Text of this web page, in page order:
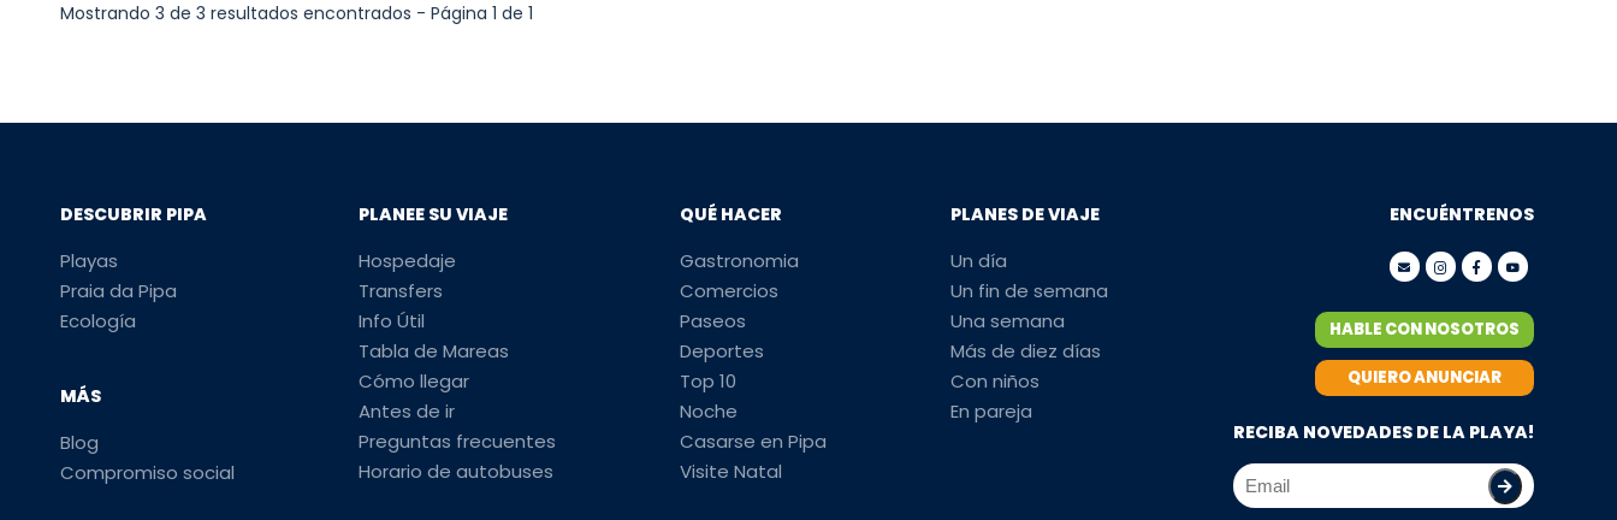
Mostrando 3 de 3 resultados encontrados - Página 1 de 1
DESCUBRIR PIPA
Playas
Praia da Pipa
Ecología
MÁS
Blog
Compromiso social
PLANEE SU VIAJE
Hospedaje
Transfers
Info Útil
Tabla de Mareas
Cómo llegar
Antes de ir
Preguntas frecuentes
Horario de autobuses
QUÉ HACER
Gastronomia
Comercios
Paseos
Deportes
Top 10
Noche
Casarse en Pipa
Visite Natal
PLANES DE VIAJE
Un día
Un fin de semana
Una semana
Más de diez días
Con niños
En pareja
ENCUÉNTRENOS
HABLE CON NOSOTROS
QUIERO ANUNCIAR
RECIBA NOVEDADES DE LA PLAYA!